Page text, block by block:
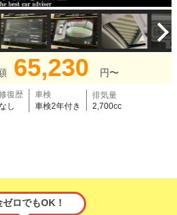
65,230 円〜
復歴
し
車検
車検2年付き
排気量
2,700cc
ゼロでもOK！